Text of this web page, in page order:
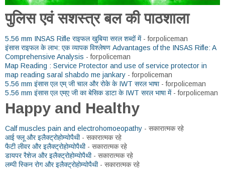
पुलिस एवं सशस्त्र बल की पाठशाला
5.56 mm INSAS Rifle राइफल खुबिया सरल शब्दों में- forpoliceman
इंसास राइफल के लाभ: एक व्यापक विश्लेषण Advantages of the INSAS Rifle: A
Comprehensive Analysis - forpoliceman
Map Reading : Service Protector and use of service protector in
map reading saral shabdo me jankary - forpoliceman
5.56 mm इंसास एल एम् जी चाल और रोके के IWT सरल भाषा- forpoliceman
5.56 mm इंसास एल एम्ए जी का बेसिक डाटा के IWT सरल भाषा में- forpoliceman
Happy and Healthy
Calf muscles pain and electrohomoeopathy - सकारात्मक रहे
आई फ्लू और इलैक्ट्रोहोम्योपैथी- सकारात्मक रहे
फैटी लीवर और इलैक्ट्रोहोम्योपैथी- सकारात्मक रहे
डायपर रैशेज और इलैक्ट्रोहोम्योपैथी- सकारात्मक रहे
लम्पी स्किन रोग और इलैक्ट्रोहोम्योपैथी- सकारात्मक रहे